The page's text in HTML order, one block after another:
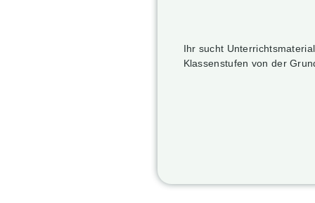
Ihr sucht
Klassenstufen von der